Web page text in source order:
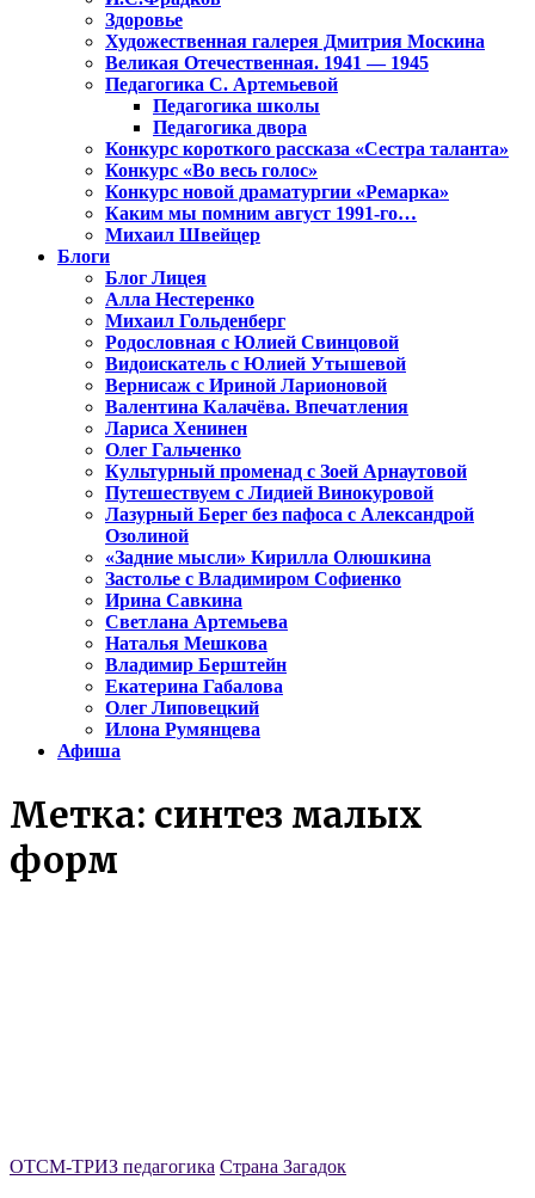
Здоровье
Художественная галерея Дмитрия Москина
Великая Отечественная. 1941 — 1945
Педагогика С. Артемьевой
Педагогика школы
Педагогика двора
Конкурс короткого рассказа «Сестра таланта»
Конкурс «Во весь голос»
Конкурс новой драматургии «Ремарка»
Каким мы помним август 1991-го…
Михаил Швейцер
Блоги
Блог Лицея
Алла Нестеренко
Михаил Гольденберг
Родословная с Юлией Свинцовой
Видоискатель с Юлией Утышевой
Вернисаж с Ириной Ларионовой
Валентина Калачёва. Впечатления
Лариса Хенинен
Олег Гальченко
Культурный променад с Зоей Арнаутовой
Путешествуем с Лидией Винокуровой
Лазурный Берег без пафоса с Александрой
Озолиной
«Задние мысли» Кирилла Олюшкина
Застолье с Владимиром Софиенко
Ирина Савкина
Светлана Артемьева
Наталья Мешкова
Владимир Берштейн
Екатерина Габалова
Олег Липовецкий
Илона Румянцева
Афиша
Метка: синтез малых
форм
ОТСМ-ТРИЗ педагогика Страна Загадок